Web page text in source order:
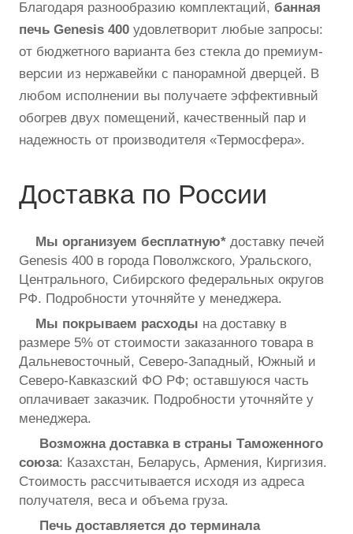
Благодаря разнообразию комплектаций, банная
печь Genesis 400 удовлетворит любые запросы:
от бюджетного варианта без стекла до премиум-
версии из нержавейки с панорамной дверцей. В
любом исполнении вы получаете эффективный
обогрев двух помещений, качественный пар и
надежность от производителя «Термосфера».
Доставка по России
Мы организуем бесплатную* доставку печей
Genesis 400 в города Поволжского, Уральского,
Центрального, Сибирского федеральных округов
РФ. Подробности уточняйте у менеджера.
Мы покрываем расходы на доставку в
размере 5% от стоимости заказанного товара в
Дальневосточный, Северо-Западный, Южный и
Северо-Кавказский ФО РФ; оставшуюся часть
оплачивает заказчик. Подробности уточняйте у
менеджера.
Возможна доставка в страны Таможенного
союза: Казахстан, Беларусь, Армения, Киргизия.
Стоимость рассчитывается исходя из адреса
получателя, веса и объема груза.
Печь доставляется до терминала